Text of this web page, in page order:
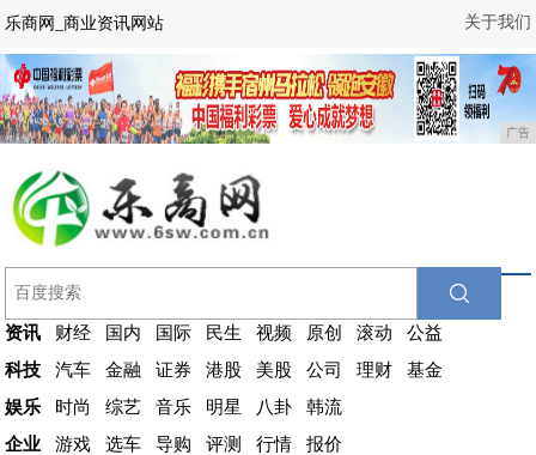
关于我们
乐商网_商业资讯网站
广告
资讯 财经 国内 国际 民生 视频 原创 滚动
公益
科技
汽车 金融 证券 港股 美股 公司 理财
基金
娱乐
时尚 综艺 音乐 明星 八卦
韩流
企业
游戏 选车 导购 评测 行情
报价